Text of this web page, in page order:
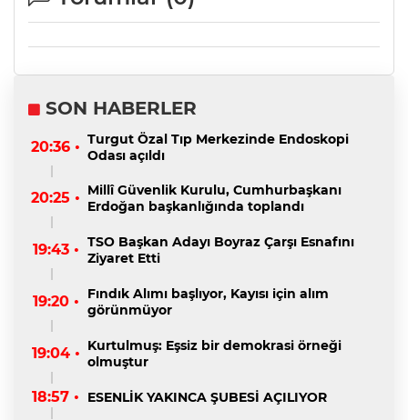
SON HABERLER
20:36 • Turgut Özal Tıp Merkezinde Endoskopi
Odası açıldı
20:25 • Millî Güvenlik Kurulu, Cumhurbaşkanı
Erdoğan başkanlığında toplandı
19:43 • TSO Başkan Adayı Boyraz Çarşı Esnafını
Ziyaret Etti
19:20 •
Fındık Alımı başlıyor, Kayısı için alım
görünmüyor
19:04 • Kurtulmuş: Eşsiz bir demokrasi örneği
olmuştur
18:57 • ESENLİK YAKINCA ŞUBESİ AÇILIYOR